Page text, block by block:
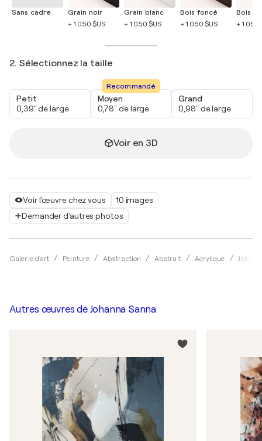
Voir l'œuvre chez vous
10 images
Demander d'autres photos
Galerie d'art Peinture Abstraction Abstrait Acrylique
Sans cadre
Grain noir
+ 1 050 $US
Grain blanc
+ 1 050 $US
Bois foncé
+ 1 050 $US
Bois
+ 1 050
2. Sélectionnez la taille
Petit
0,39" de large
Recommandé
Moyen
0,78" de large
Grand
0,98" de large
Voir en 3D
Autres œuvres de Johanna Sanna